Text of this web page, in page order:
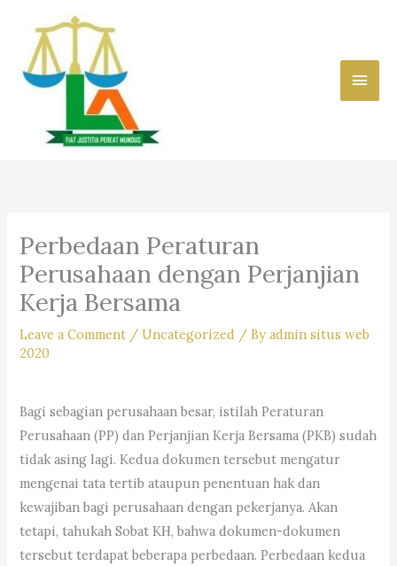
content
Main
Perbedaan Peraturan
Perusahaan dengan Perjanjian
Kerja Bersama
Leave a Comment /Uncategorized / Byadmin situs web
2020
Bagi sebagian perusahaan besar, istilah Peraturan
Perusahaan (PP) dan Perjanjian Kerja Bersama (PKB) sudah
tidak asing lagi. Kedua dokumen tersebut mengatur
mengenai tata tertib ataupun penentuan hak dan
kewajiban bagi perusahaan dengan pekerjanya. Akan
tetapi, tahukah Sobat KH, bahwa dokumen-dokumen
tersebut terdapat beberapa perbedaan. Perbedaan kedua